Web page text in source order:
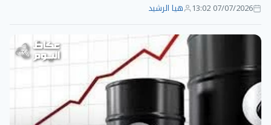
07/07/2026 13:02 هيا الرشيد